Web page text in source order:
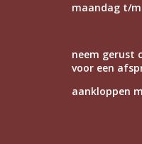
maandag t/
neem gerust
voor een
aankloppen